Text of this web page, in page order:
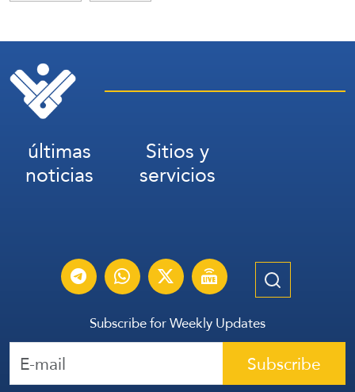
últimas
noticias
Sitios y
servicios
Subscribe for Weekly Updates
Subscribe